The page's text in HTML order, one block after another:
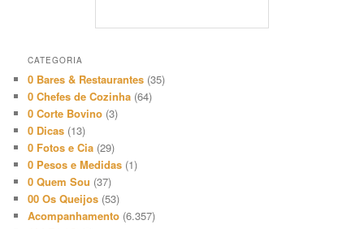
CATEGORIA
0 Bares & Restaurantes (35)
0 Chefes de Cozinha (64)
0 Corte Bovino (3)
0 Dicas (13)
0 Fotos e Cia (29)
0 Pesos e Medidas (1)
0 Quem Sou (37)
00 Os Queijos (53)
Acompanhamento (6.357)